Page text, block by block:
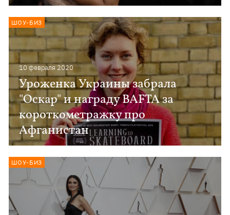
10 февраля 2020
Уроженка Украины забрала
"Оскар" и награду BAFTA за
короткометражку про
Афганистан
ШОУ-БИЗ
ШОУ-БИЗ